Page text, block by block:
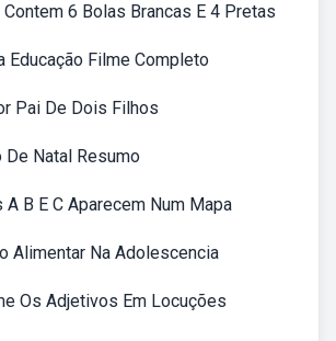
Contem 6 Bolas Brancas E 4 Pretas
Educação Filme Completo
Pai De Dois Filhos
De Natal Resumo
A B E C Aparecem Num Mapa
Alimentar Na Adolescencia
Os Adjetivos Em Locuções